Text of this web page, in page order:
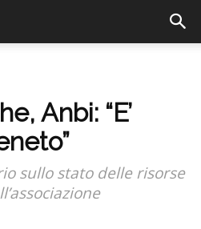
Anbi: “E’
sullo stato delle risorse